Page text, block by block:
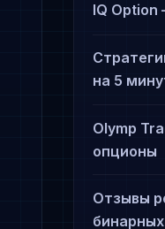
IQ
на 5
Olymp
опционы
Отзывы